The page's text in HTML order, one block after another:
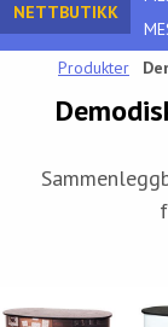
NETTBUTIKK
Produkter